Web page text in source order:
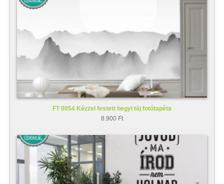
FT 0054 Kézzel festett hegyi táj fotótapéta
8.900 Ft